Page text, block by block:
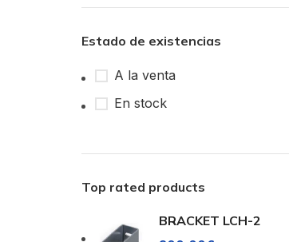
Estado de existencias
A la venta
En stock
Top rated products
BRACKET LCH-2